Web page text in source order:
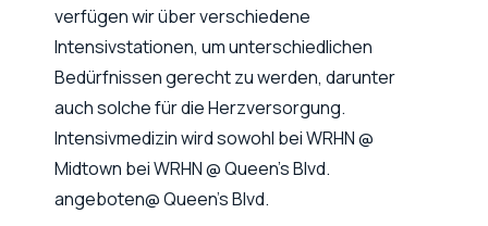
verfügen wir über verschiedene
Intensivstationen, um unterschiedlichen
Bedürfnissen gerecht zu werden, darunter
auch solche für die Herzversorgung.
Intensivmedizin wird sowohl bei WRHN @
Midtown bei WRHN @ Queen’s Blvd.
angeboten@ Queen’s Blvd.